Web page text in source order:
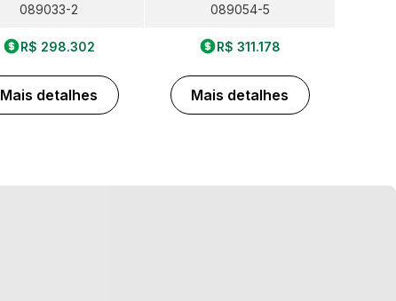
089033-2
R$ 298.302
Mais detalhes
089054-5
R$ 311.178
Mais detalhes